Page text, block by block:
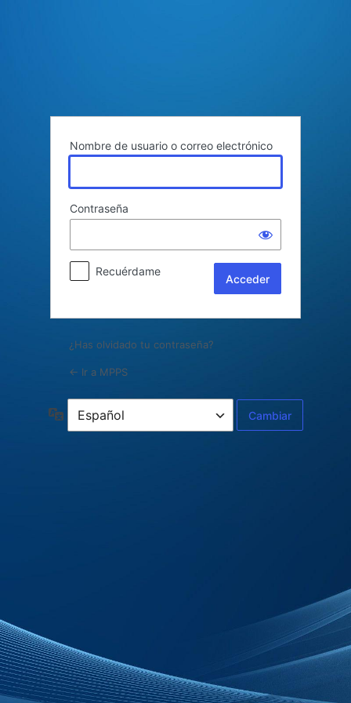
Nombre de usuario o correo electrónico
Contraseña
Recuérdame
¿Has olvidado tu contraseña?
← Ir a MPPS
Idioma